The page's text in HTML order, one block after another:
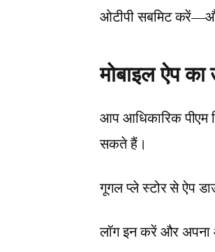
ओटीपी सबमिट
मोबाइल ऐप
आप आधिकारिक पीएम
सकते हैं।
गूगल प्ले स्टोर से ऐप
लॉग इन करें और अपना